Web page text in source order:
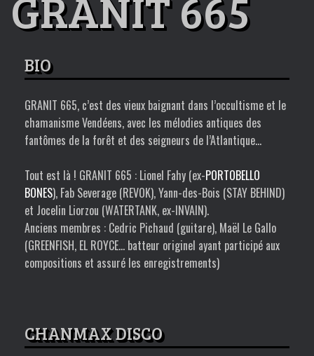
BIO
GRANIT 665, c’est des vieux baignant dans l’occultisme et le
chamanisme Vendéens, avec les mélodies antiques des
fantômes de la forêt et des seigneurs de l’Atlantique…
Tout est là ! GRANIT 665 : Lionel Fahy (ex-PORTOBELLO
BONES), Fab Severage (REVOK), Yann-des-Bois (STAY BEHIND)
et Jocelin Liorzou (WATERTANK, ex-INVAIN).
Anciens membres : Cedric Pichaud (guitare), Maël Le Gallo
(GREENFISH, EL ROYCE… batteur originel ayant participé aux
compositions et assuré les enregistrements)
CHANMAX DISCO